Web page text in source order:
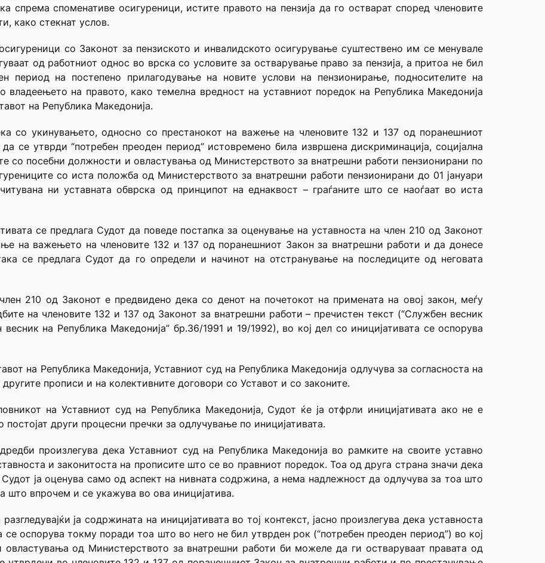
спрема споменативе осигуреници, истите правото на пензија да го остварат според членовите
како стекнат услов.
со Законот за пензиското и инвалидското осигурување суштествено им се менувале
од работниот однос во врска со условите за остварување право за пензија, а притоа не бил
период на постепено прилагодување на новите услови на пензионирање, подносителите на
владеењето на правото, како темелна вредност на уставниот поредок на Република Македонија
на Република Македонија.
со укинувањето, односно со престанокот на важење на членовите 132 и 137 од поранешниот
се утврди “потребен преоден период” истовремено била извршена дискриминација, социјална
со посебни должности и овластувања од Министерството за внатрешни работи пензионирани по
со иста положба од Министерството за внатрешни работи пензионирани до 01 јануари
ни уставната обврска од принципот на еднаквост – граѓаните што се наоѓаат во иста
се предлага Судот да поведе постапка за оценување на уставноста на член 210 од Законот
на важењето на членовите 132 и 137 од поранешниот Закон за внатрешни работи и да донесе
се предлага Судот да го определи и начинот на отстранување на последиците од неговата
210 од Законот е предвидено дека со денот на почетокот на примената на овој закон, меѓу
на членовите 132 и 137 од Законот за внатрешни работи – пречистен текст (“Службен весник
на Република Македонија” бр.36/1991 и 19/1992), во кој дел со иницијативата се оспорува
на Република Македонија, Уставниот суд на Република Македонија одлучува за согласноста на
прописи и на колективните договори со Уставот и со законите.
на Уставниот суд на Република Македонија, Судот ќе ја отфрли иницијативата ако не е
други процесни пречки за одлучување по иницијативата.
произлегува дека Уставниот суд на Република Македонија во рамките на своите уставно
и законитоста на прописите што се во правниот поредок. Тоа од друга страна значи дека
ја оценува само од аспект на нивната содржина, а нема надлежност да одлучува за тоа што
што впрочем и се укажува во ова иницијатива.
ја содржината на иницијативата во тој контекст, јасно произлегува дека уставноста
се оспорува токму поради тоа што во него не бил утврден рок (“потребен преоден период”) во кој
од Министерството за внатрешни работи би можеле да ги остваруваат правата од